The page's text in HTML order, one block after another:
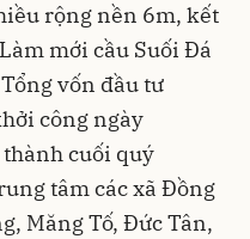
rộng nền 6m, kết
mới cầu Suối Đá
vốn đầu tư
công ngày
cuối quý
tâm các xã Đồng
Măng Tố, Đức Tân,